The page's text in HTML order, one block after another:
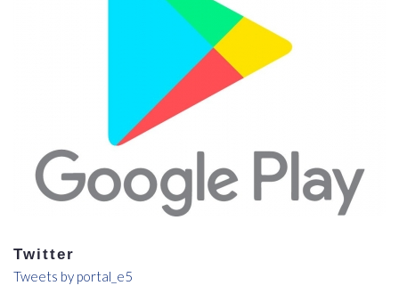
Twitter
Tweets by portal_e5